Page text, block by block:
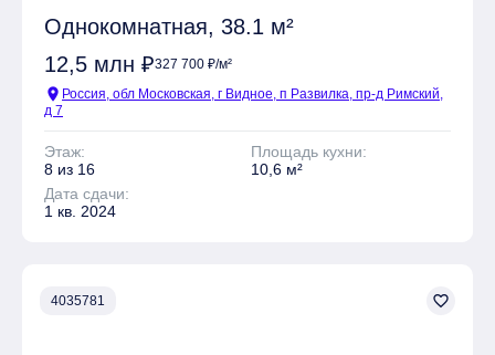
Однокомнатная, 38.1 м²
12,5 млн ₽327 700 ₽/м²
location_on Россия, обл Московская, г Видное, п Развилка, пр-д Римский,
д 7
Этаж:
8 из 16
Площадь кухни:
10,6 м²
Дата сдачи:
1 кв. 2024
4035781 favorite_border